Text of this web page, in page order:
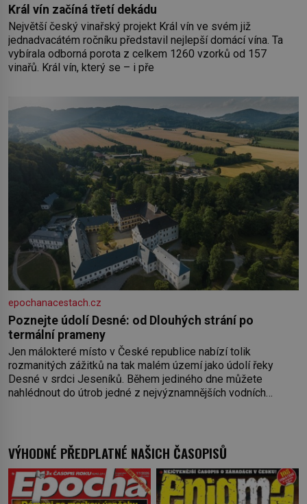
Král vín začíná třetí dekádu
Největší český vinařský projekt Král vín ve svém již
jednadvacátém ročníku představil nejlepší domácí vína. Ta
vybírala odborná porota z celkem 1260 vzorků od 157
vinařů. Král vín, který se – i pře
epochanacestach.cz
Poznejte údolí Desné: od Dlouhých strání po
termální prameny
Jen málokteré místo v České republice nabízí tolik
rozmanitých zážitků na tak malém území jako údolí řeky
Desné v srdci Jeseníků. Během jediného dne můžete
nahlédnout do útrob jedné z nejvýznamnějších vodních
VÝHODNÉ PŘEDPLATNÉ NAŠICH ČASOPISŮ